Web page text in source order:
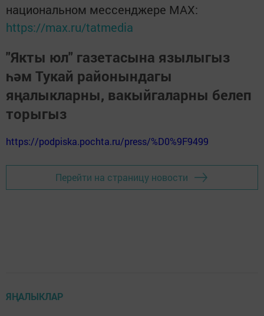
национальном мессенджере MАХ:
https://max.ru/tatmedia
"Якты юл" газетасына язылыгыз
һәм Тукай районындагы
яңалыкларны, вакыйгаларны белеп
торыгыз
https://podpiska.pochta.ru/press/%D0%9F9499
Перейти на страницу новости
ЯҢАЛЫКЛАР